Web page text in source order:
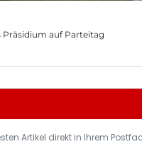
auf Parteitag
Artikel direkt in Ihrem